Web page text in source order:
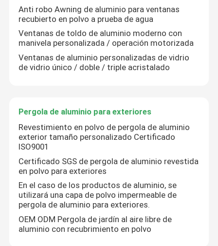
Anti robo Awning de aluminio para ventanas
recubierto en polvo a prueba de agua
Ventanas de toldo de aluminio moderno con
manivela personalizada / operación motorizada
Ventanas de aluminio personalizadas de vidrio
de vidrio único / doble / triple acristalado
Pergola de aluminio para exteriores
Revestimiento en polvo de pergola de aluminio
exterior tamaño personalizado Certificado
ISO9001
Certificado SGS de pergola de aluminio revestida
en polvo para exteriores
En el caso de los productos de aluminio, se
utilizará una capa de polvo impermeable de
pergola de aluminio para exteriores.
OEM ODM Pergola de jardín al aire libre de
aluminio con recubrimiento en polvo